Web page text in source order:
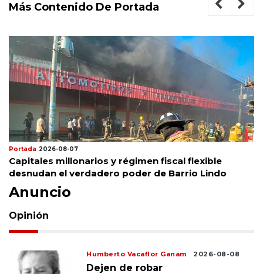
Más Contenido De Portada
Portada 2026-08-07
Capitales millonarios y régimen fiscal flexible
desnudan el verdadero poder de Barrio Lindo
Anuncio
Opinión
Humberto Vacaflor Ganam 2026-08-08
Dejen de robar